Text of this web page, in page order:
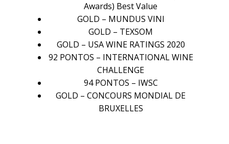
Awards) Best Value
GOLD – MUNDUS VINI
GOLD – TEXSOM
GOLD – USA WINE RATINGS 2020
92 PONTOS – INTERNATIONAL WINE
CHALLENGE
94 PONTOS – IWSC
GOLD – CONCOURS MONDIAL DE
BRUXELLES
História
Sobre Nós
Timeline
Curiosidades
Quintas
História
Sobre Nós
Timeline
Curiosidades
Quintas